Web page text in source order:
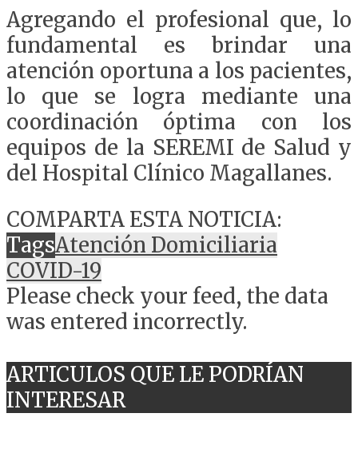
Agregando el profesional que, lo
fundamental es brindar una
atención oportuna a los pacientes,
lo que se logra mediante una
coordinación óptima con los
equipos de la SEREMI de Salud y
del Hospital Clínico Magallanes.
COMPARTA ESTA NOTICIA:
TagsAtención Domiciliaria
COVID-19
Please check your feed, the data
was entered incorrectly.
ARTICULOS QUE LE PODRÍAN
INTERESAR